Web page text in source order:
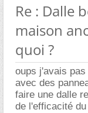
Re : Dalle
maison
quoi ?
oups j'avais
avec des
faire une dalle
de l'efficacité